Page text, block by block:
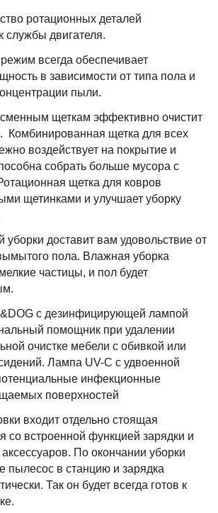
ротационных деталей
службы двигателя.
всегда обеспечивает
в зависимости от типа пола и
пыли.
щеткам эффективно очистит
Комбинированная щетка для всех
воздействует на покрытие и
собрать больше мусора с
щетка для ковров
щетинками и улучшает уборку
уборки доставит вам удовольствие от
пола. Влажная уборка
частицы, и пол будет
с дезинфицирующей лампой
помощник при удалении
очистке мебели с обивкой или
Лампа UV-C с удвоенной
инфекционные
поверхностей
входит отдельно стоящая
со встроенной функцией зарядки и
По окончании уборки
пылесос в станцию и зарядка
Так он будет всегда готов к